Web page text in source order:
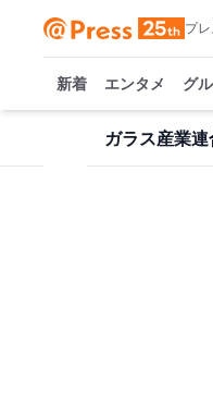
プ
新着 エンタメ グ
ガラス産業連